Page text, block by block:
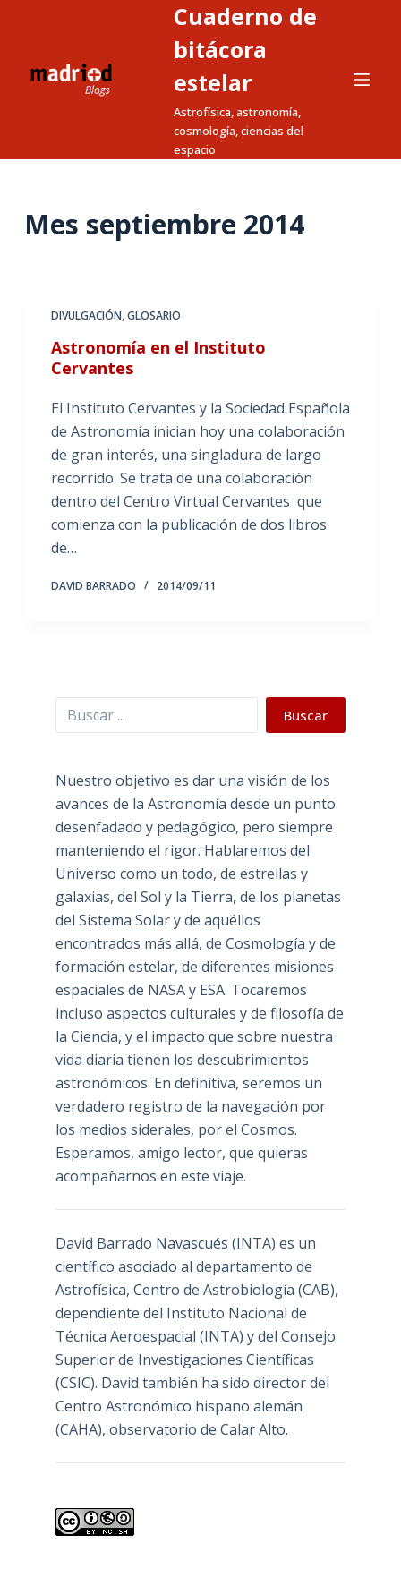
a
Cuaderno de
bitácora
estelar
Astrofísica, astronomía,
cosmología, ciencias del
espacio
Mes septiembre 2014
DIVULGACIÓN,GLOSARIO
Astronomía en el Instituto
Cervantes
El Instituto Cervantes y la Sociedad Española
de Astronomía inician hoy una colaboración
de gran interés, una singladura de largo
recorrido. Se trata de una colaboración
dentro del Centro Virtual Cervantes que
comienza con la publicación de dos libros
de…
DAVID BARRADO 2014/09/11
Buscar Buscar
Nuestro objetivo es dar una visión de los
avances de la Astronomía desde un punto
desenfadado y pedagógico, pero siempre
manteniendo el rigor. Hablaremos del
Universo como un todo, de estrellas y
galaxias, del Sol y la Tierra, de los planetas
del Sistema Solar y de aquéllos
encontrados más allá, de Cosmología y de
formación estelar, de diferentes misiones
espaciales de NASA y ESA. Tocaremos
incluso aspectos culturales y de filosofía de
la Ciencia, y el impacto que sobre nuestra
vida diaria tienen los descubrimientos
astronómicos. En definitiva, seremos un
verdadero registro de la navegación por
los medios siderales, por el Cosmos.
Esperamos, amigo lector, que quieras
acompañarnos en este viaje.
David Barrado Navascués (INTA) es un
científico asociado al departamento de
Astrofísica, Centro de Astrobiología (CAB),
dependiente del Instituto Nacional de
Técnica Aeroespacial (INTA) y del Consejo
Superior de Investigaciones Científicas
(CSIC). David también ha sido director del
Centro Astronómico hispano alemán
(CAHA), observatorio de Calar Alto.